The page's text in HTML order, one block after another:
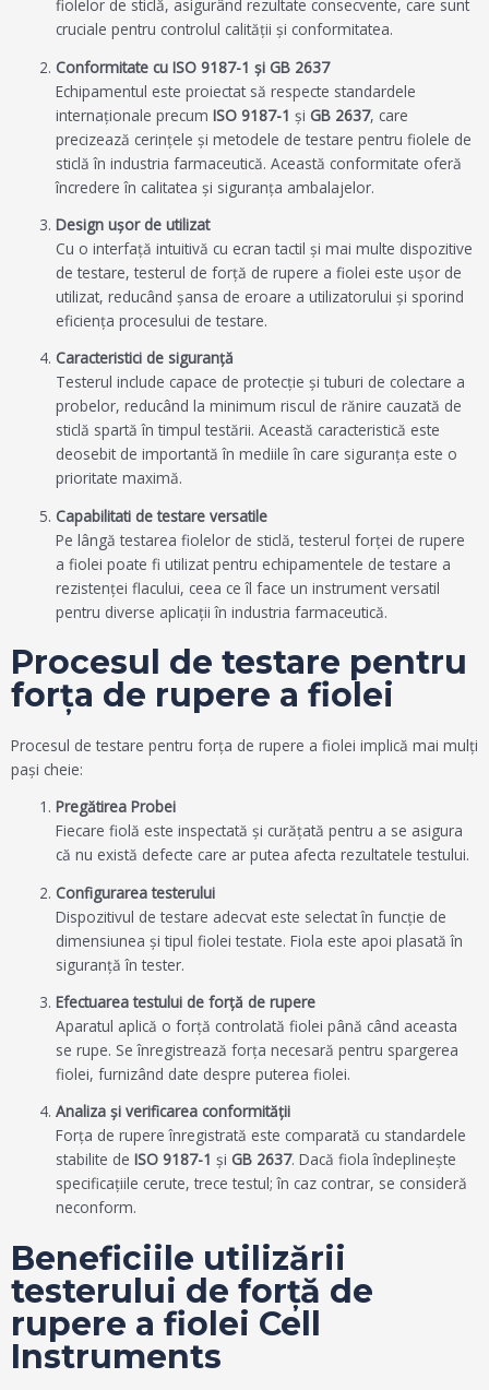
fiolelor de sticlă, asigurând rezultate consecvente, care sunt
cruciale pentru controlul calității și conformitatea.
Conformitate cu ISO 9187-1 și GB 2637
Echipamentul este proiectat să respecte standardele
internaționale precumISO 9187-1 şi GB 2637, care
precizează cerințele și metodele de testare pentru fiolele de
sticlă în industria farmaceutică. Această conformitate oferă
încredere în calitatea și siguranța ambalajelor.
Design ușor de utilizat
Cu o interfață intuitivă cu ecran tactil și mai multe dispozitive
de testare, testerul de forță de rupere a fiolei este ușor de
utilizat, reducând șansa de eroare a utilizatorului și sporind
eficiența procesului de testare.
Caracteristici de siguranță
Testerul include capace de protecție și tuburi de colectare a
probelor, reducând la minimum riscul de rănire cauzată de
sticlă spartă în timpul testării. Această caracteristică este
deosebit de importantă în mediile în care siguranța este o
prioritate maximă.
Capabilitati de testare versatile
Pe lângă testarea fiolelor de sticlă, testerul forței de rupere
a fiolei poate fi utilizat pentru echipamentele de testare a
rezistenței flacului, ceea ce îl face un instrument versatil
pentru diverse aplicații în industria farmaceutică.
Procesul de testare pentru
forța de rupere a fiolei
Procesul de testare pentru forța de rupere a fiolei implică mai mulți
pași cheie:
Pregătirea Probei
Fiecare fiolă este inspectată și curățată pentru a se asigura
că nu există defecte care ar putea afecta rezultatele testului.
Configurarea testerului
Dispozitivul de testare adecvat este selectat în funcție de
dimensiunea și tipul fiolei testate. Fiola este apoi plasată în
siguranță în tester.
Efectuarea testului de forță de rupere
Aparatul aplică o forță controlată fiolei până când aceasta
se rupe. Se înregistrează forța necesară pentru spargerea
fiolei, furnizând date despre puterea fiolei.
Analiza și verificarea conformității
Forța de rupere înregistrată este comparată cu standardele
stabilite deISO 9187-1 şi GB 2637. Dacă fiola îndeplinește
specificațiile cerute, trece testul; în caz contrar, se consideră
neconform.
Beneficiile utilizării
testerului de forță de
rupere a fiolei Cell
Instruments